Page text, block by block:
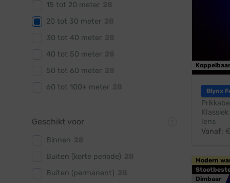
15 tot 20 meter
20 tot 30 meter
30 tot 40 meter
40 tot 50 meter
50 tot 60 meter
60 tot 100+ meter
Geschikt voor
Binnen
Buiten (korte periode)
Buiten (permanent)
Koppelbaar
Blynx
lens
Vanaf: €
Modern
Dimbaar